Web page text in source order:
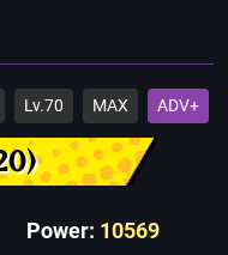
Lv.70 MAX ADV+
Power: 10569